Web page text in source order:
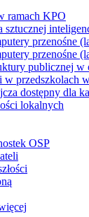
ramach KPO
sztucznej
przenośne
przenośne
publicznej w
w przedszkolach
dostępny dla
lokalnych
OSP